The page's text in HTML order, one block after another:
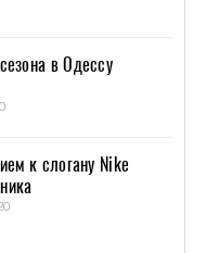
в Одессу
к слогану Nike